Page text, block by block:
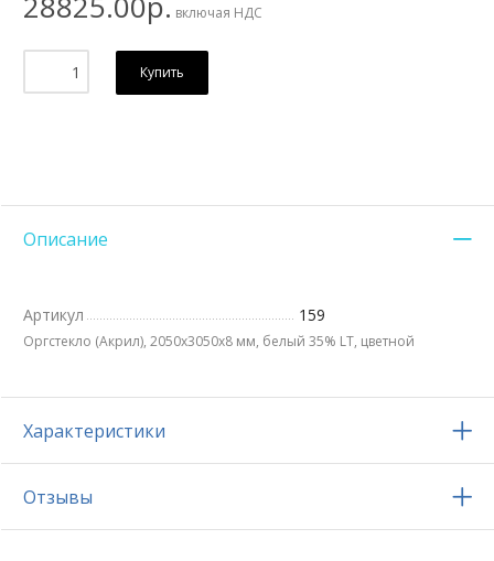
включая НДС
Купить
Описание
Артикул 159
Оргстекло (Акрил), 2050х3050x8 мм, белый 35% LT, цветной
Характеристики
Отзывы